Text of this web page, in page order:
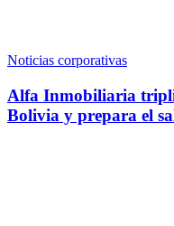
Noticias corporativas
Alfa Inmobiliaria
Bolivia y prepara el